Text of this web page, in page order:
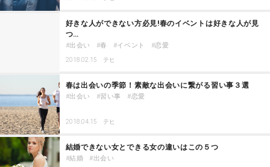
好きな人ができない方必見!春のイベントは好きな人が見
つ…
出会い 春 イベント 恋愛
2018.02.15 テヒ
春は出会いの季節！素敵な出会いに繋がる習い事３選
出会い 習い事 恋愛
2018.04.15 テヒ
結婚できない女とできる女の違いはこの５つ
結婚 出会い